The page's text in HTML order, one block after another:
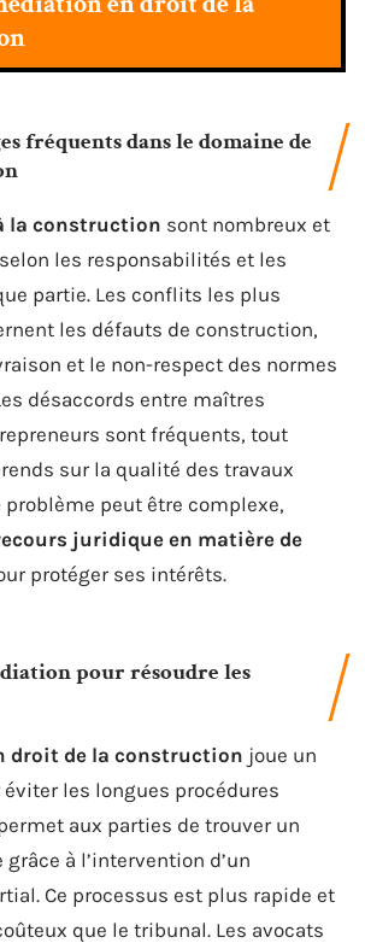
fréquents dans le domaine de
la construction sont nombreux et
les responsabilités et les
partie. Les conflits les plus
les défauts de construction,
et le non-respect des normes
désaccords entre maîtres
sont fréquents, tout
sur la qualité des travaux
problème peut être complexe,
juridique en matière de
protéger ses intérêts.
pour résoudre les
droit de la construction joue un
les longues procédures
aux parties de trouver un
à l’intervention d’un
Ce processus est plus rapide et
que le tribunal. Les avocats